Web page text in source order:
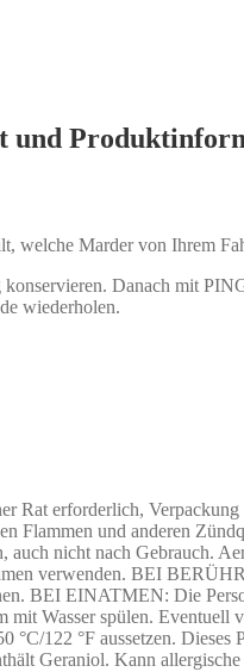
und
welche Marder von Ihrem
Danach mit
wiederholen.
Rat erforderlich,
Flammen und anderen
auch nicht nach Gebrauch.
verwenden. BEI
BEI EINATMEN: Die
Wasser spülen. Eventuell
122 °F aussetzen. Dieses
Geraniol. Kann